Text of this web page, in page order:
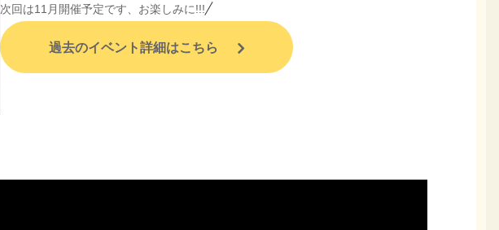
次回は11月開催予定です、お楽しみに!!!
過去のイベント詳細はこちら